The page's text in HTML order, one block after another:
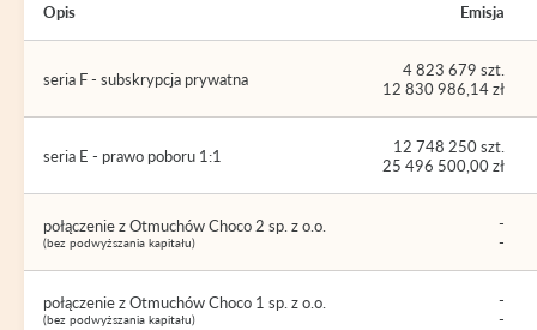
Opis Emisja
seria F - subskrypcja prywatna
4 823 679 szt.
12 830 986,14 zł
seria E - prawo poboru 1:1
12 748 250 szt.
25 496 500,00 zł
połączenie z Otmuchów Choco 2 sp. z o.o.
(bez podwyższania kapitału)
-
-
połączenie z Otmuchów Choco 1 sp. z o.o.
(bez podwyższania kapitału)
-
-